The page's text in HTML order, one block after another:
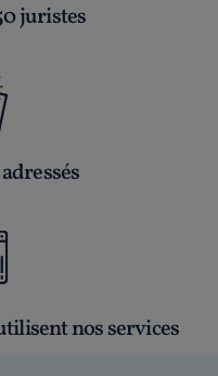
juristes
nos services